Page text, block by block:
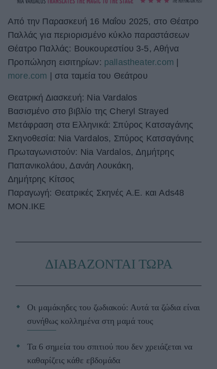
Από την Παρασκευή 16 Μαΐου 2025, στο Θέατρο
Παλλάς για περιορισμένο κύκλο παραστάσεων
Θέατρο Παλλάς: Βουκουρεστίου 3-5, Αθήνα
Προπώληση εισιτηρίων: pallastheater.com |
more.com | στα ταμεία του Θεάτρου
Θεατρική Διασκευή: Nia Vardalos
Βασισμένο στο βιβλίο της Cheryl Strayed
Μετάφραση στα Ελληνικά: Σπύρος Κατσαγάνης
Σκηνοθεσία: Nia Vardalos, Σπύρος Κατσαγάνης
Πρωταγωνιστούν: Nia Vardalos, Δημήτρης
Παπανικολάου, Δανάη Λουκάκη,
Δημήτρης Κίτσος
Παραγωγή: Θεατρικές Σκηνές Α.Ε. και Ads48
MON.IKE
ΔΙΑΒΑΖΟΝΤΑΙ ΤΩΡΑ
Οι μαμάκηδες του ζωδιακού: Αυτά τα ζώδια είναι
συνήθως κολλημένα στη μαμά τους
Τα 6 σημεία του σπιτιού που δεν χρειάζεται να
καθαρίζεις κάθε εβδομάδα